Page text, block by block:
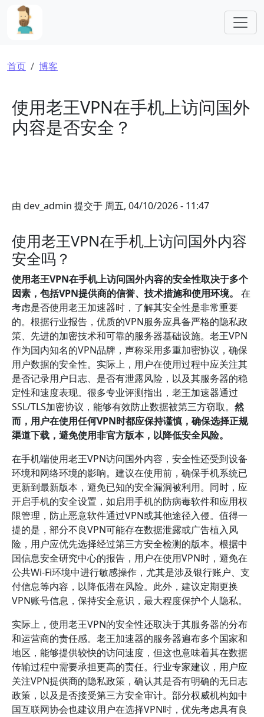
跳转到主要内容
面包屑
首页 博客
使用老王VPN在手机上访问国外
内容是否安全？
由 dev_admin 提交于 周五, 04/10/2026 - 11:47
使用老王VPN在手机上访问国外内容
安全吗？
使用老王VPN在手机上访问国外内容的安全性取决于多个
因素，包括VPN提供商的信誉、技术措施和使用环境。
在
考虑是否使用老王加速器时，了解其安全性是非常重要
的。根据行业报告，优质的VPN服务应具备严格的隐私政
策、先进的加密技术和可靠的服务器基础设施。老王VPN
作为国内知名的VPN品牌，声称采用多重加密协议，确保
用户数据的安全性。实际上，用户在使用过程中应关注其
是否记录用户日志、是否有泄露风险，以及其服务器的稳
定性和速度表现。很多专业评测指出，老王加速器通过
SSL/TLS加密协议，能够有效防止数据被第三方窃取。 然
而，用户在使用任何VPN时都应保持谨慎，确保选择正规
渠道下载，避免使用非官方版本，以降低安全风险。
在手机端使用老王VPN访问国外内容，安全性还受到设备
环境和网络环境的影响。建议在使用前，确保手机系统已
更新到最新版本，避免已知的安全漏洞被利用。同时，应
开启手机的安全设置，如启用手机的防病毒软件和应用权
限管理，防止恶意软件通过VPN或其他途径入侵。值得一
提的是，部分不良VPN可能存在数据泄露或广告植入风
险，用户应优先选择经过第三方安全检测的版本。根据中
国信息安全研究中心的报告，用户在使用VPN时，避免在
公共Wi-Fi环境中进行敏感操作，尤其是涉及银行账户、支
付信息等内容，以降低潜在风险。此外，建议定期更换
VPN账号信息，保持安全意识，最大程度保护个人隐私。
实际上，使用老王VPN的安全性还取决于其服务器的分布
和运营商的责任感。老王加速器的服务器遍布多个国家和
地区，能够提供较快的访问速度，但这也意味着其在数据
传输过程中需要承担更高的责任。行业专家建议，用户应
关注VPN提供商的隐私政策，确认其是否有明确的无日志
政策，以及是否接受第三方安全审计。部分权威机构如中
国互联网协会也建议用户在选择VPN时，优先考虑具有良